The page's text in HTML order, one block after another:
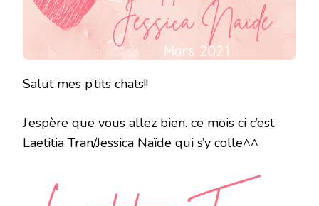
Salut mes p’tits chats!!
J’espère que vous allez bien. ce mois ci c’est
Laetitia Tran/Jessica Naïde qui s’y colle^^